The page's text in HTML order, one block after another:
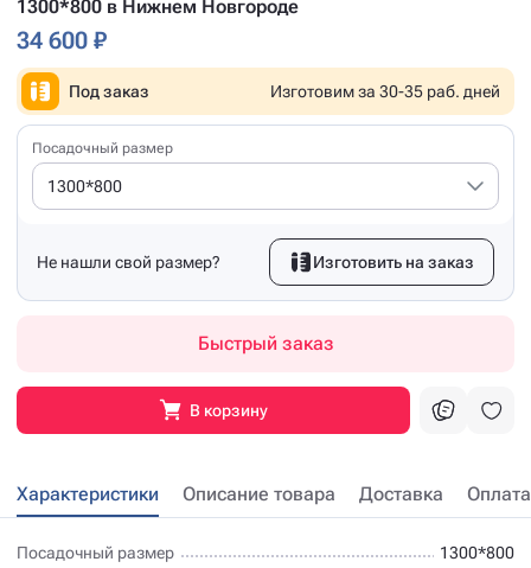
1300*800 в Нижнем Новгороде
34 600 ₽
Под заказ Изготовим за 30-35 раб. дней
Посадочный размер
1300*800
Не нашли свой размер? Изготовить на заказ
Быстрый заказ
В корзину
Характеристики Описание товара Доставка Оплата
Посадочный размер
1300*800